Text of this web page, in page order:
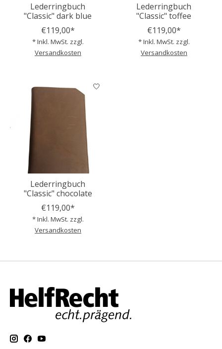
Lederringbuch
"Classic" dark blue
€119,00*
* Inkl. MwSt. zzgl.
Versandkosten
Lederringbuch
"Classic" toffee
€119,00*
* Inkl. MwSt. zzgl.
Versandkosten
Lederringbuch
"Classic" chocolate
€119,00*
* Inkl. MwSt. zzgl.
Versandkosten